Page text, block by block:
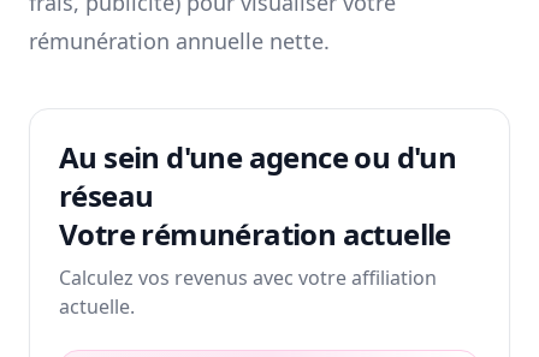
rémunération annuelle nette.
Au sein d'une agence ou d'un
réseau
Votre rémunération actuelle
Calculez vos revenus avec votre affiliation
actuelle.